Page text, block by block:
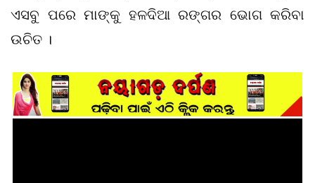
ଏସବୁ ପରେ ମାଙ୍କୁ ହଳଦିଆ ରଙ୍ଗର ଭୋଗ କରିବା
ଉଚିତ ।